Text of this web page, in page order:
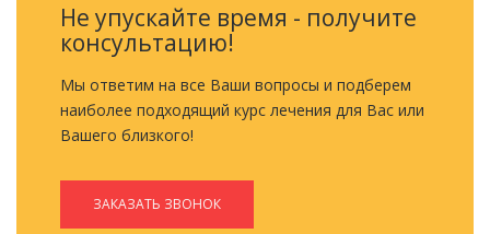
Не упускайте время - получите
консультацию!
Мы ответим на все Ваши вопросы и подберем
наиболее подходящий курс лечения для Вас или
Вашего близкого!
ЗАКАЗАТЬ ЗВОНОК